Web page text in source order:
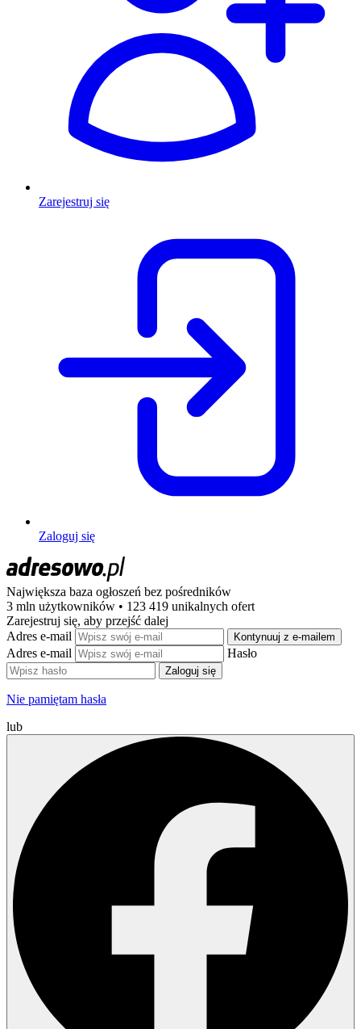
Zarejestruj się
Zaloguj się
Największa baza ogłoszeń bez pośredników
3 mln użytkowników • 123 419 unikalnych ofert
Zarejestruj się, aby przejść dalej
Adres e-mail
Kontynuuj z e-mailem
Adres e-mail Hasło
Zaloguj się
Nie pamiętam hasła
lub